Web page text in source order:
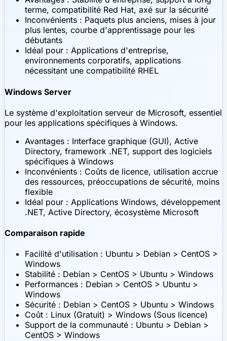
terme, compatibilité Red Hat, axé sur la sécurité
Inconvénients : Paquets plus anciens, mises à jour
plus lentes, courbe d'apprentissage pour les
débutants
Idéal pour : Applications d'entreprise,
environnements corporatifs, applications
nécessitant une compatibilité RHEL
Windows Server
Le système d'exploitation serveur de Microsoft, essentiel
pour les applications spécifiques à Windows.
Avantages : Interface graphique (GUI), Active
Directory, framework .NET, support des logiciels
spécifiques à Windows
Inconvénients : Coûts de licence, utilisation accrue
des ressources, préoccupations de sécurité, moins
flexible
Idéal pour : Applications Windows, développement
.NET, Active Directory, écosystème Microsoft
Comparaison rapide
Facilité d'utilisation : Ubuntu > Debian > CentOS >
Windows
Stabilité : Debian > CentOS > Ubuntu > Windows
Performances : Debian > CentOS > Ubuntu >
Windows
Sécurité : Debian > CentOS > Ubuntu > Windows
Coût : Linux (Gratuit) > Windows (Sous licence)
Support de la communauté : Ubuntu > Debian >
CentOS > Windows